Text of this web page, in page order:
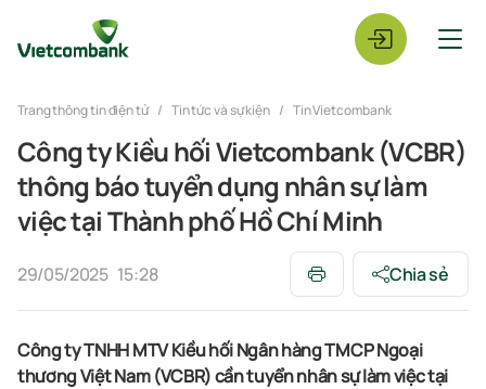
Trang thông tin điện tử Tin tức và sự kiện Tin Vietcombank
Công ty Kiều hối Vietcombank (VCBR)
thông báo tuyển dụng nhân sự làm
việc tại Thành phố Hồ Chí Minh
29/05/2025 15:28 Chia sẻ
Công ty TNHH MTV Kiều hối Ngân hàng TMCP Ngoại
thương Việt Nam (VCBR) cần tuyển nhân sự làm việc tại